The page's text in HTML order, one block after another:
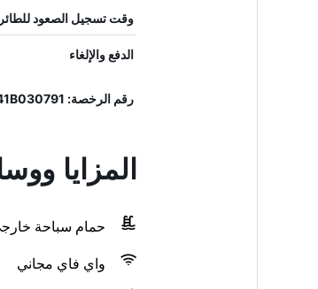
وقت تسجيل الصعود
الدفع والإلغاء
رقم الرخصة: 054013B41B4030791, IT054013B41B030791
المزايا
حمام سباحة
واي فاي مجاني